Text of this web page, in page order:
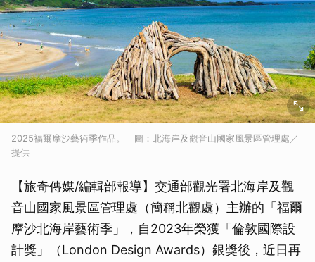
2025福爾摩沙藝術季作品。 圖：北海岸及觀音山國家風景區管理處／
提供
【旅奇傳媒/編輯部報導】交通部觀光署北海岸及觀
音山國家風景區管理處（簡稱北觀處）主辦的「福爾
摩沙北海岸藝術季」，自2023年榮獲「倫敦國際設
計獎」（London Design Awards）銀獎後，近日再